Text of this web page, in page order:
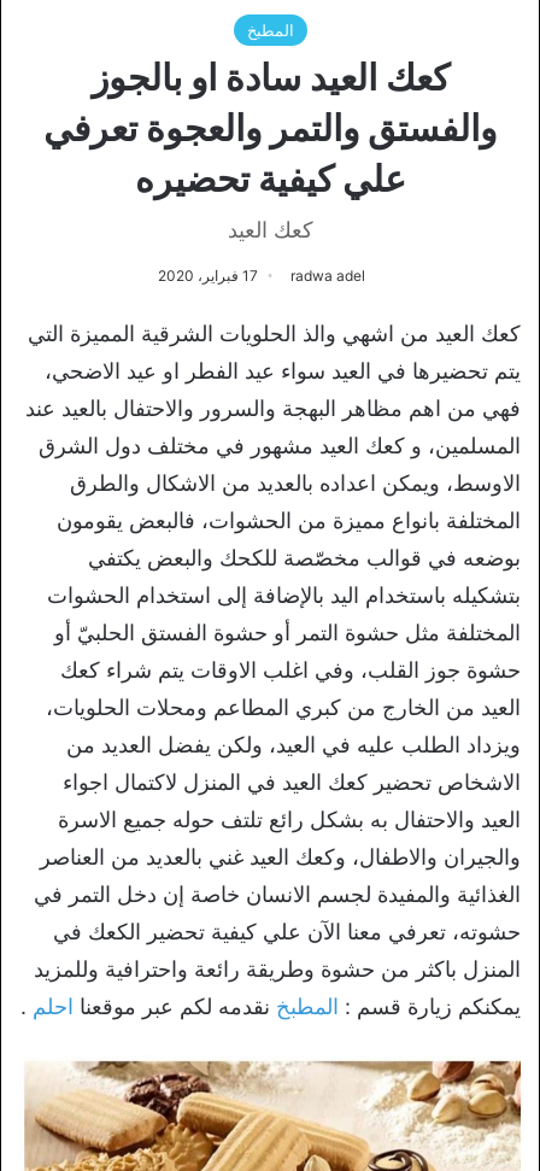
المطبخ
كعك العيد سادة او بالجوز
والفستق والتمر والعجوة تعرفي
علي كيفية تحضيره
كعك العيد
radwa adel 17 فبراير، 2020
كعك العيد من اشهي والذ الحلويات الشرقية المميزة التي
يتم تحضيرها في العيد سواء عيد الفطر او عيد الاضحي،
فهي من اهم مظاهر البهجة والسرور والاحتفال بالعيد عند
المسلمين، و كعك العيد مشهور في مختلف دول الشرق
الاوسط، ويمكن اعداده بالعديد من الاشكال والطرق
المختلفة بانواع مميزة من الحشوات، فالبعض يقومون
بوضعه في قوالب مخصّصة للكحك والبعض يكتفي
بتشكيله باستخدام اليد بالإضافة إلى استخدام الحشوات
المختلفة مثل حشوة التمر أو حشوة الفستق الحلبيّ أو
حشوة جوز القلب، وفي اغلب الاوقات يتم شراء كعك
العيد من الخارج من كبري المطاعم ومحلات الحلويات،
ويزداد الطلب عليه في العيد، ولكن يفضل العديد من
الاشخاص تحضير كعك العيد في المنزل لاكتمال اجواء
العيد والاحتفال به بشكل رائع تلتف حوله جميع الاسرة
والجيران والاطفال، وكعك العيد غني بالعديد من العناصر
الغذائية والمفيدة لجسم الانسان خاصة إن دخل التمر في
حشوته، تعرفي معنا الآن علي كيفية تحضير الكعك في
المنزل باكثر من حشوة وطريقة رائعة واحترافية وللمزيد
يمكنكم زيارة قسم : المطبخ نقدمه لكم عبر موقعنا احلم .